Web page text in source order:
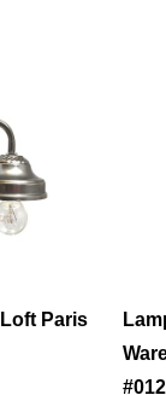
Paris
#012